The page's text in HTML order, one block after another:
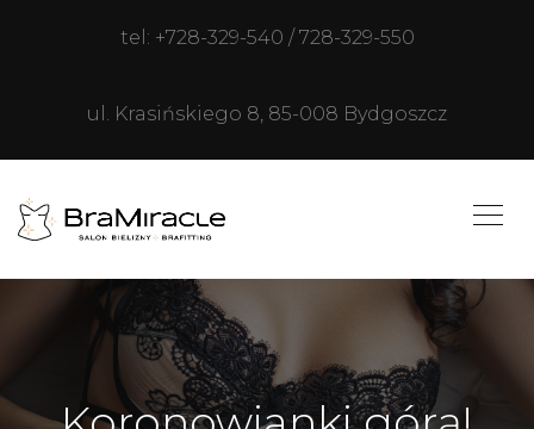
tel: +728-329-540 / 728-329-550
ul. Krasińskiego 8, 85-008 Bydgoszcz